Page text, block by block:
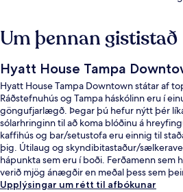
Um þennan gististað
Hyatt House Tampa
Hyatt House Tampa Downtown státar af
Ráðstefnuhús og Tampa háskólinn eru í
göngufjarlægð. Þegar þú hefur nýtt þér
sólarhringinn til að koma blóðinu á
kaffihús og bar/setustofa eru einnig til
þig. Útilaug og skyndibitastaður/
hápunkta sem eru í boði. Ferðamenn sem
verið mjög ánægðir en meðal þess sem
hjálpsamt starfsfólk og morgunverðurinn.
Upplýsingar um rétt til afbókunar